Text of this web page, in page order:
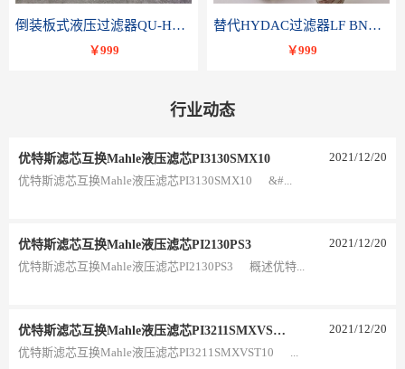
倒装板式液压过滤器QU-H250x10BDP
￥999
替代HYDAC过滤器LF BNHC 110 I C20B 1.0-A2-B3
￥999
行业动态
优特斯滤芯互换Mahle液压滤芯PI3130SMX10 2021 /12/20
优特斯滤芯互换Mahle液压滤芯PI3130SMX10 &#...
优特斯滤芯互换Mahle液压滤芯PI2130PS3 2021 /12/20
优特斯滤芯互换Mahle液压滤芯PI2130PS3 概述优特...
优特斯滤芯互换Mahle液压滤芯PI3211SMXVST10 2021 /12/20
优特斯滤芯互换Mahle液压滤芯PI3211SMXVST10 ...